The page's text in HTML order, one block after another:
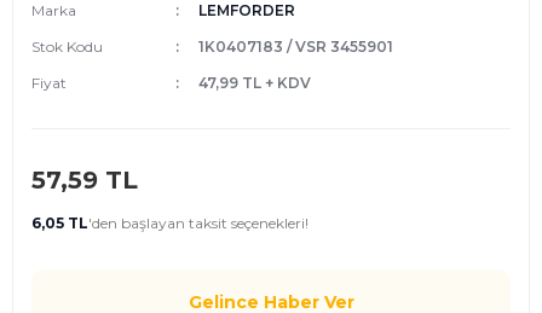
Marka
LEMFORDER
Stok Kodu
1K0407183 / VSR 3455901
Fiyat
47,99 TL + KDV
57,59 TL
6,05 TL'den başlayan taksit seçenekleri!
Gelince Haber Ver